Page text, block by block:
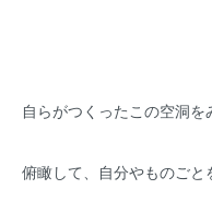
自らがつくったこの空洞を
俯瞰して、自分やものごと